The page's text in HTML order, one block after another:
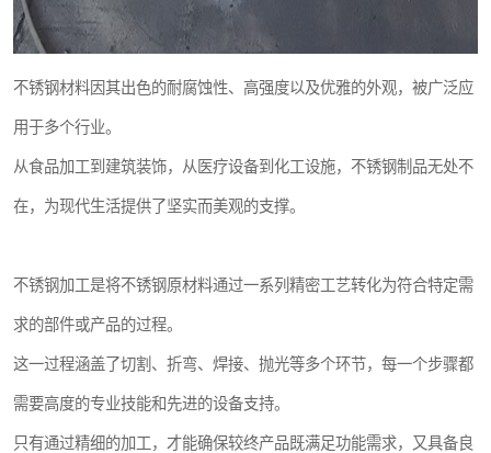
不锈钢材料因其出色的耐腐蚀性、高强度以及优雅的外观，被广泛应
用于多个行业。
从食品加工到建筑装饰，从医疗设备到化工设施，不锈钢制品无处不
在，为现代生活提供了坚实而美观的支撑。
不锈钢加工是将不锈钢原材料通过一系列精密工艺转化为符合特定需
求的部件或产品的过程。
这一过程涵盖了切割、折弯、焊接、抛光等多个环节，每一个步骤都
需要高度的专业技能和先进的设备支持。
只有通过精细的加工，才能确保较终产品既满足功能需求，又具备良